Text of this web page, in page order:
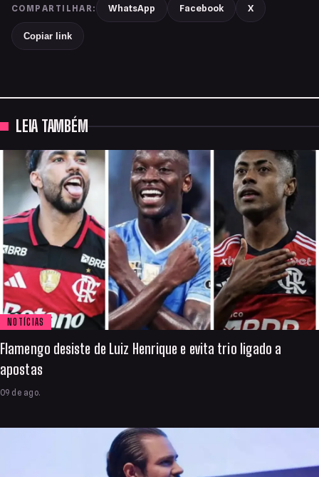
COMPARTILHAR: WhatsApp Facebook X
Copiar link
LEIA TAMBÉM
NOTÍCIAS
Flamengo desiste de Luiz Henrique e evita trio ligado a
apostas
09 de ago.